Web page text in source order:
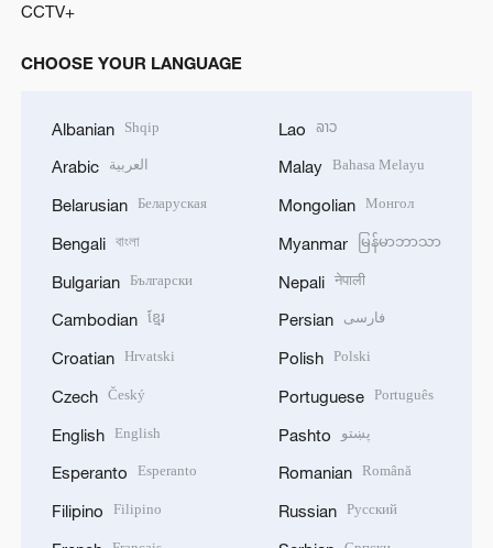
CCTV+
CHOOSE YOUR LANGUAGE
Albanian Shqip
Arabic العربية
Belarusian Беларуская
Bengali বাংলা
Bulgarian Български
Cambodian ខ្មែរ
Croatian Hrvatski
Czech Český
English English
Esperanto Esperanto
Filipino Filipino
Lao ລາວ
Malay Bahasa Melayu
Mongolian Монгол
Myanmar မြန်မာဘာသာ
Nepali नेपाली
Persian فارسی
Polish Polski
Portuguese Português
Pashto پښتو
Romanian Română
Russian Русский